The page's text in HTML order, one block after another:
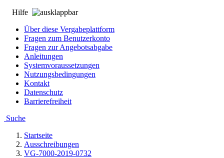
Hilfe
Über diese Vergabeplattform
Fragen zum Benutzerkonto
Fragen zur Angebotsabgabe
Anleitungen
Systemvoraussetzungen
Nutzungsbedingungen
Kontakt
Datenschutz
Barrierefreiheit
Suche
Startseite
Ausschreibungen
VG-7000-2019-0732